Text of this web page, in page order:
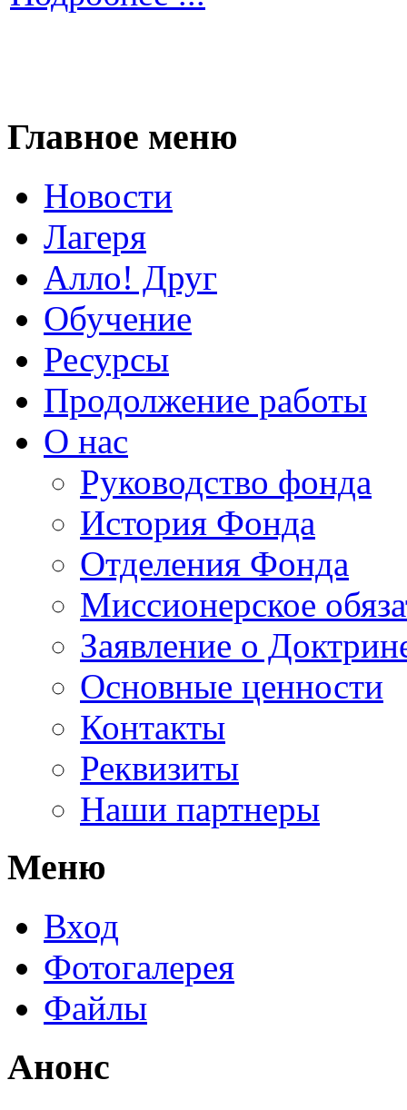
Главное меню
Новости
Лагеря
Алло! Друг
Обучение
Ресурсы
Продолжение работы
О нас
Руководство фонда
История Фонда
Отделения Фонда
Миссионерское
Заявление о
Основные ценности
Контакты
Реквизиты
Наши партнеры
Меню
Вход
Фотогалерея
Файлы
Анонс